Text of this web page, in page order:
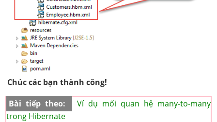
Chúc các bạn thành công!
Bài tiếp theo:
Ví dụ mối quan hệ many-to-many
trong Hibernate